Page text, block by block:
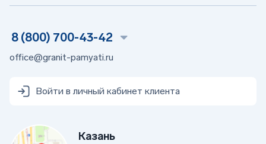
8 (800) 700-43-42
office@granit-pamyati.ru
Войти в личный кабинет клиента
Казань